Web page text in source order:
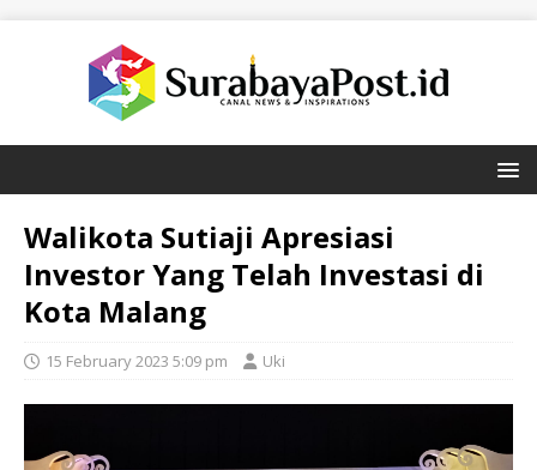
Walikota Sutiaji Apresiasi
Investor Yang Telah Investasi di
Kota Malang
15 February 2023 5:09 pm Uki